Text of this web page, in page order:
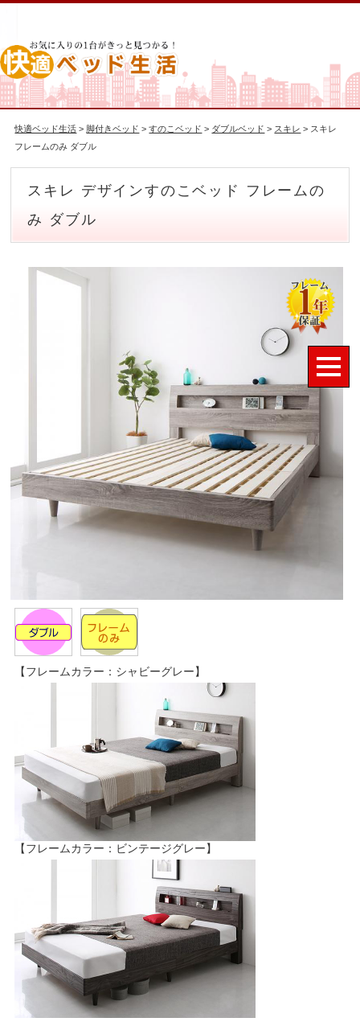
快適ベッド生活 > 脚付きベッド >すのこベッド > ダブルベッド > スキレ > スキレ
フレームのみ ダブル
スキレ デザインすのこベッド フレームの
み ダブル
【フレームカラー：シャビーグレー】
【フレームカラー：ビンテージグレー】